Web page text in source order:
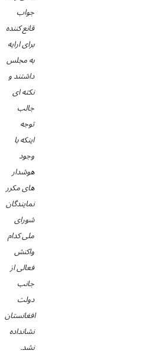
جواب
قانع کننده
برای ارایه
به مجلس
داشتند و
نکته ای
جالب
توجه
اینکه با
وجود
هوشدار
های مکرر
نمایندگان
شورای
ملی کدام
واکنش
فعالی از
جانب
دولت
افغانستان
نشانداده
نشد.